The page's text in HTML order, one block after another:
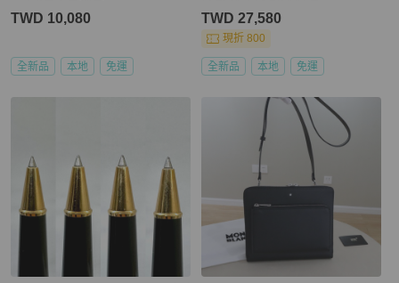
TWD 10,080
全新品 本地 免運
TWD 27,580
現折 800
全新品 本地 免運